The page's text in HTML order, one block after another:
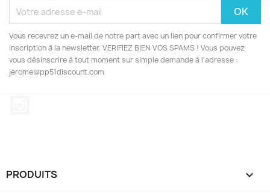
Vous recevrez un e-mail de notre part avec un lien pour confirmer votre
inscription à la newsletter. VERIFIEZ BIEN VOS SPAMS ! Vous pouvez
vous désinscrire à tout moment sur simple demande à l'adresse :
jerome@pp51discount.com
PRODUITS 